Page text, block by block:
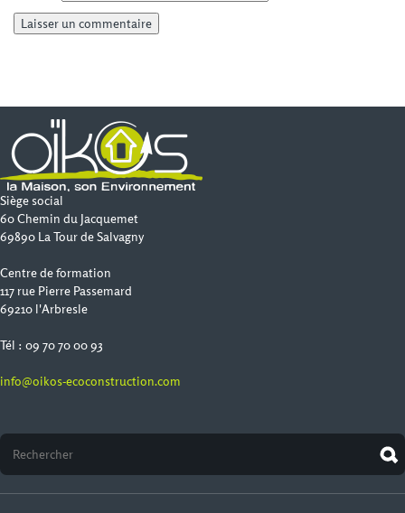
Siège social
60 Chemin du Jacquemet
69890 La Tour de Salvagny
Centre de formation
117 rue Pierre Passemard
69210 l'Arbresle
Tél : 09 70 70 00 93
info@oikos-ecoconstruction.com